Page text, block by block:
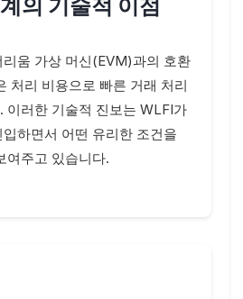
의 기술적 이점
움 가상 머신(EVM)과의 호환
처리 비용으로 빠른 거래 처리
이러한 기술적 진보는 WLFI가
하면서 어떤 유리한 조건을
여주고 있습니다.